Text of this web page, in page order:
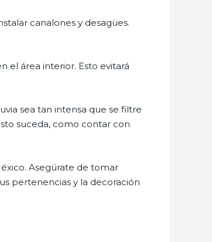
canalones y desagües.
el área interior. Esto evitará
sea tan intensa que se filtre
suceda, como contar con
Asegúrate de tomar
pertenencias y la decoración